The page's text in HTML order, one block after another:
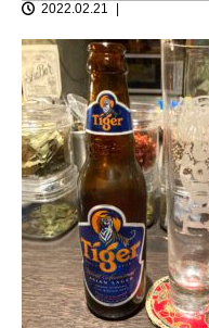
2022.02.21